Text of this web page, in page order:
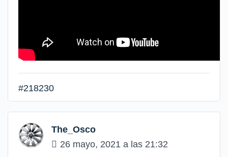
#218230
The_Osco
26 mayo, 2021 a las 21:32